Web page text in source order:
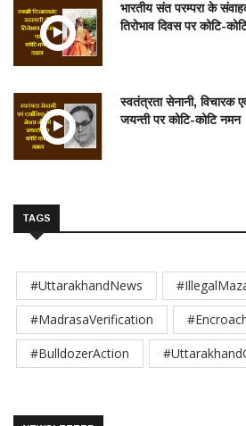
भारतीय संत परम्परा के
तिरोभाव दिवस पर कोटि-
स्वतंत्रता सेनानी, विचारक
जयन्ती पर कोटि-कोटि नमन
TAGS
#UttarakhandNews
#MadrasaVerification
#BulldozerAction